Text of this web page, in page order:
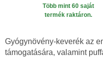
Több mint 60 saját
termék raktáron.
Gyógynövény-keverék az
támogatására, valamint